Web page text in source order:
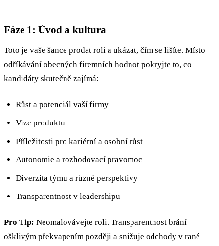
Fáze 1: Úvod a kultura
Toto je vaše šance prodat roli a ukázat, čím se lišíte. Místo
odříkávání obecných firemních hodnot pokryjte to, co
kandidáty skutečně zajímá:
Růst a potenciál vaší firmy
Vize produktu
Příležitosti pro kariérní a osobní růst
Autonomie a rozhodovací pravomoc
Diverzita týmu a různé perspektivy
Transparentnost v leadershipu
Pro Tip: Neomalovávejte roli. Transparentnost brání
ošklivým překvapením později a snižuje odchody v rané